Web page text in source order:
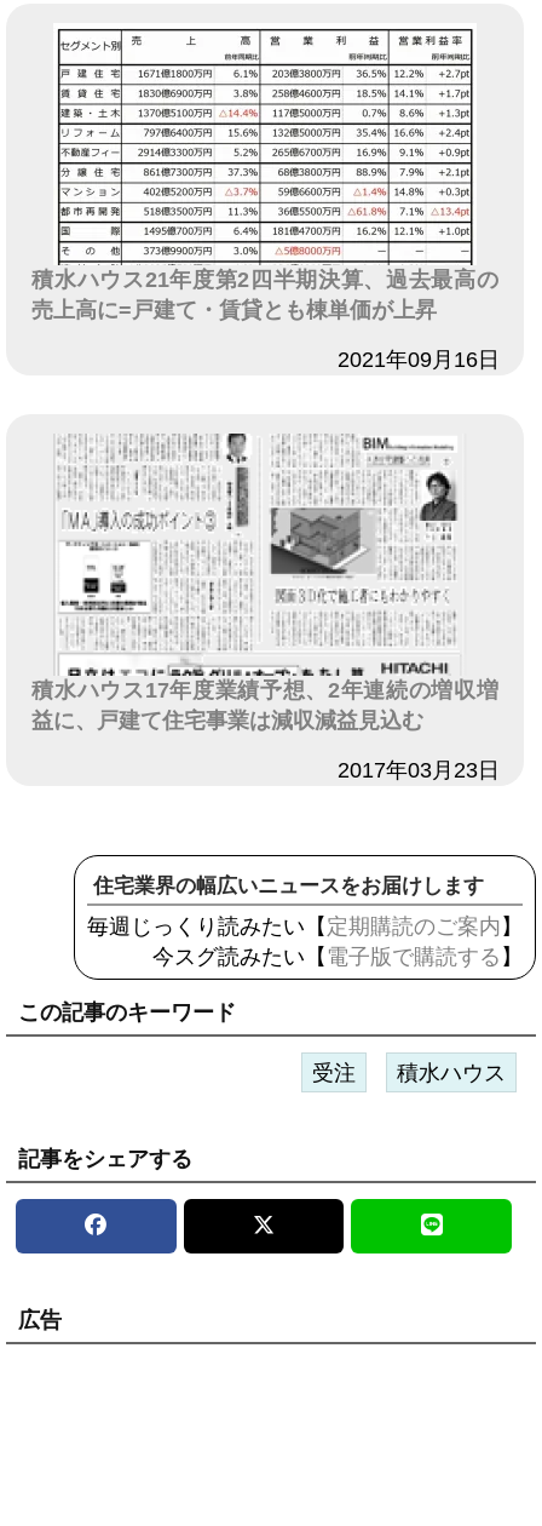
積水ハウス21年度第2四半期決算、過去最高の
売上高に=戸建て・賃貸とも棟単価が上昇
2021年09月16日
積水ハウス17年度業績予想、2年連続の増収増
益に、戸建て住宅事業は減収減益見込む
2017年03月23日
住宅業界の幅広いニュースをお届けします
毎週じっくり読みたい【 定期購読のご案内 】
今スグ読みたい【 電子版で購読する 】
この記事のキーワード
受注 積水ハウス
記事をシェアする
広告